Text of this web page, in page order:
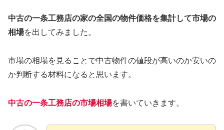
中古の一条工務店の家の全国の物件価格を集計して市場の
相場を出してみました。
市場の相場を見ることで中古物件の値段が高いのか安いの
か判断する材料になると思います。
中古の一条工務店の市場相場を書いていきます。